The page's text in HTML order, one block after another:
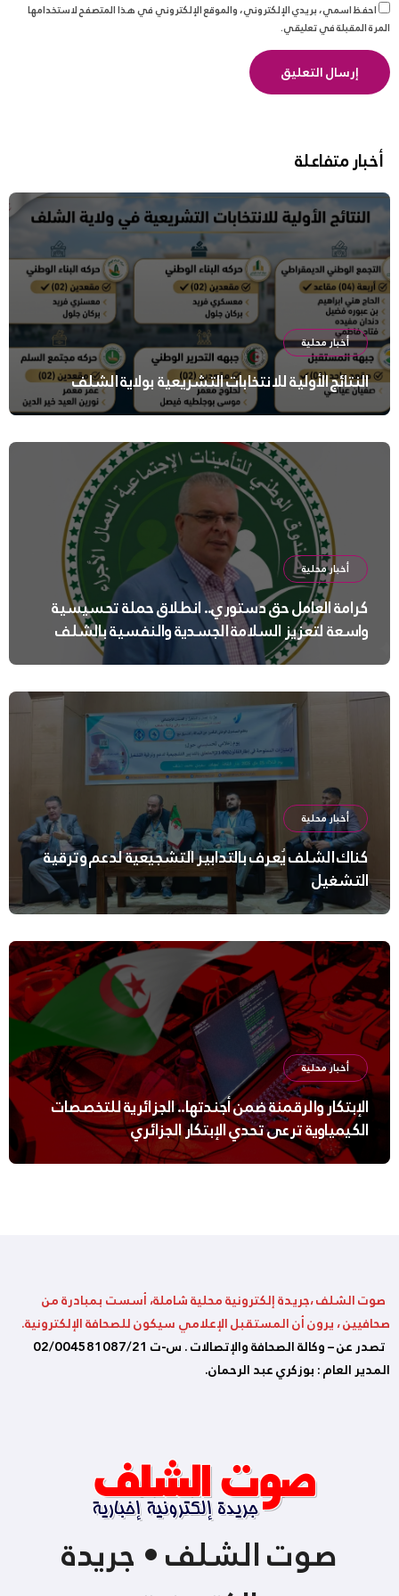
احفظ اسمي، بريدي الإلكتروني، والموقع الإلكتروني في هذا المتصفح لاستخدامها
المرة المقبلة في تعليقي.
أخبار متفاعلة
أخبار محلية
النتائج الأولية للانتخابات التشريعية بولاية الشلف
أخبار محلية
كرامة العامل حق دستوري.. انطلاق حملة تحسيسية
واسعة لتعزيز السلامة الجسدية والنفسية بالشلف
أخبار محلية
كناك الشلف يُعرف بالتدابير التشجيعية لدعم وترقية
التشغيل
أخبار محلية
الإبتكار والرقمنة ضمن أجندتها.. الجزائرية للتخصصات
الكيمياوية ترعى تحدي الإبتكار الجزائري
صوت الشلف ،جريدة إلكترونية محلية شاملة، أسست بمبادرة من
صحافيين ، يرون أن المستقبل الإعلامي سيكون للصحافة الإلكترونية.
تصدر عن – وكالة الصحافة والإتصالات . س-ت 02/004581087/21
المدير العام : بوزكري عبد الرحمان.
صوت الشلف • جريدة